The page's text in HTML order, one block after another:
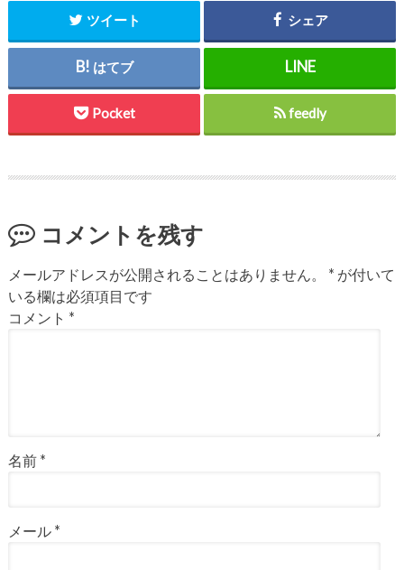
ツイート シェア
はてブ
Pocket feedly
コメントを残す
メールアドレスが公開されることはありません。 * が付いて
いる欄は必須項目です
コメント *
名前 *
メール *